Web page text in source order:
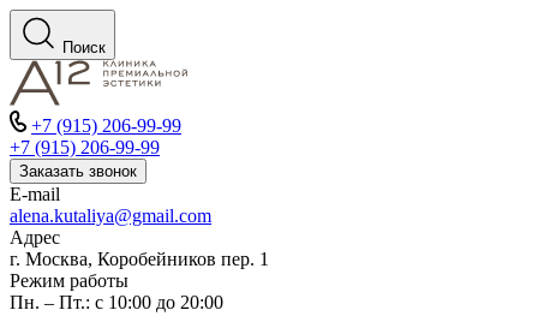
Поиск
+7 (915) 206-99-99
+7 (915) 206-99-99
Заказать звонок
E-mail
alena.kutaliya@gmail.com
Адрес
г. Москва, Коробейников пер. 1
Режим работы
Пн. – Пт.: с 10:00 до 20:00